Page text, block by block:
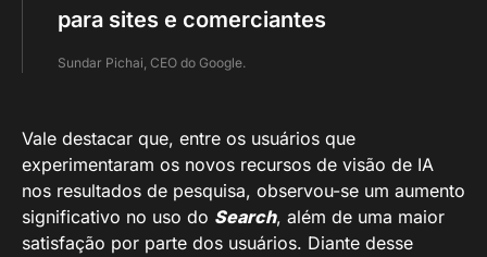
para sites e comerciantes
Sundar Pichai, CEO do Google.
Vale destacar que, entre os usuários que
experimentaram os novos recursos de visão de IA
nos resultados de pesquisa, observou-se um aumento
significativo no uso do Search, além de uma maior
satisfação por parte dos usuários. Diante desse